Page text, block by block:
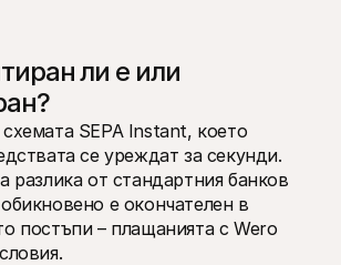
ли е или
SEPA Instant, което
се уреждат за секунди.
разлика от стандартния банков
е окончателен в
постъпи – плащанията с Wero